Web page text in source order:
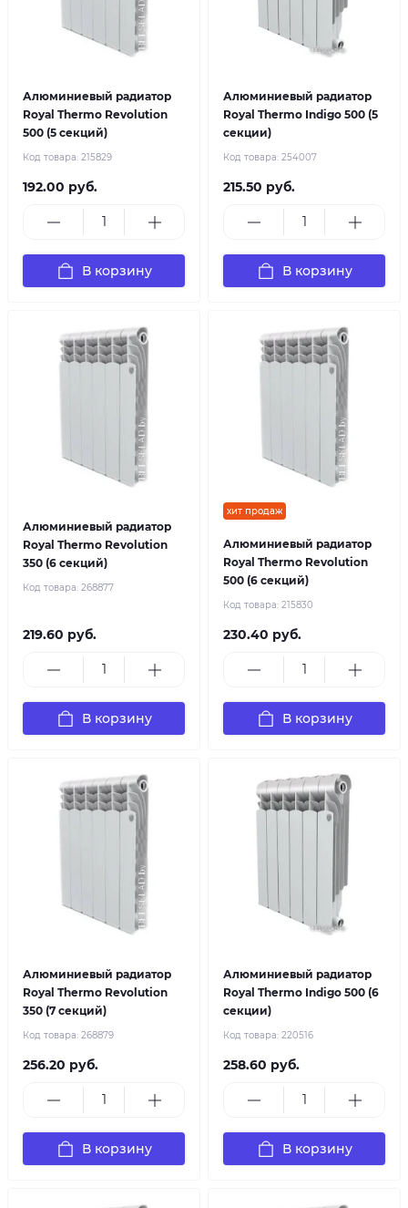
Алюминиевый радиатор
Royal Thermo Revolution
500 (5 секций)
Код товара: 215829
192.00 руб.
В корзину
Алюминиевый радиатор
Royal Thermo Indigo 500 (5
секции)
Код товара: 254007
215.50 руб.
В корзину
Алюминиевый радиатор
Royal Thermo Revolution
350 (6 секций)
Код товара: 268877
219.60 руб.
В корзину
хит продаж
Алюминиевый радиатор
Royal Thermo Revolution
500 (6 секций)
Код товара: 215830
230.40 руб.
В корзину
Алюминиевый радиатор
Royal Thermo Revolution
350 (7 секций)
Код товара: 268879
256.20 руб.
В корзину
Алюминиевый радиатор
Royal Thermo Indigo 500 (6
секции)
Код товара: 220516
258.60 руб.
В корзину